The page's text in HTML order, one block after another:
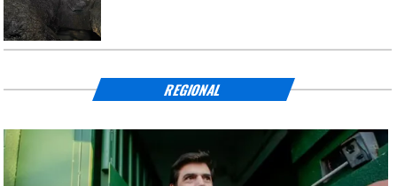
REGIONAL